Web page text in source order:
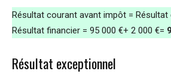
Résultat courant avant impôt = Résultat
Résultat financier = 95 000 €+ 2 000 €=
Résultat exceptionnel